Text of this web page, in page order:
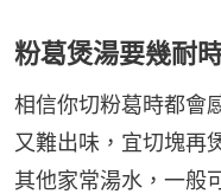
粉葛煲湯要幾耐
相信你切粉葛時都會
又難出味，宜切塊再
其他家常湯水，一般